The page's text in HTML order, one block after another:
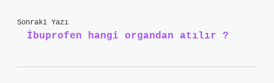
Sonraki Yazı
İbuprofen hangi organdan atılır ?